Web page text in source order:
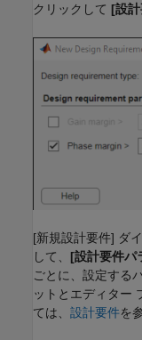
クリックして [設
[新規設計要件] ダ
して、 [設計要件パ
ごとに、設定する
ットとエディター
ては、 設計要件を